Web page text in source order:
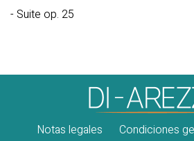
- Suite op. 25
Notas legales Condiciones